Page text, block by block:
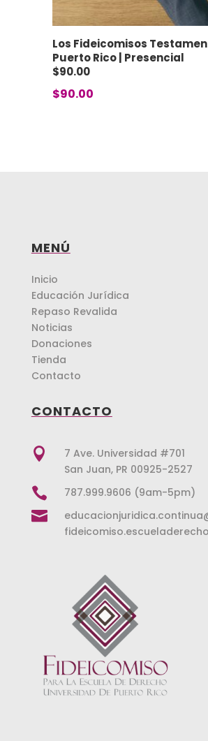
Los Fideicomisos
Puerto Rico | Presencial
$90.00
$90.00
MENÚ
Inicio
Educación Jurídica
Repaso Revalida
Noticias
Donaciones
Tienda
Contacto
CONTACTO

7 Ave. Universidad #701
San Juan, PR 00925-2527
 787.999.9606 (9am-5pm)
